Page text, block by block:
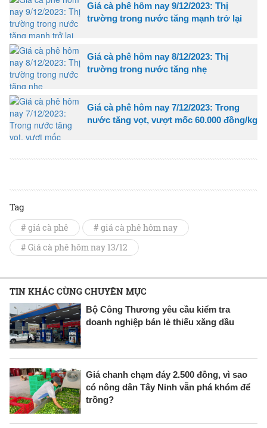
Giá cà phê hôm nay 9/12/2023: Thị
trường trong nước tăng mạnh trở lại
Giá cà phê hôm nay 8/12/2023: Thị
trường trong nước tăng nhẹ
Giá cà phê hôm nay 7/12/2023: Trong
nước tăng vọt, vượt mốc 60.000 đồng/kg
Tag
# giá cà phê
# giá cà phê hôm nay
# Giá cà phê hôm nay 13/12
TIN KHÁC CÙNG CHUYÊN MỤC
Bộ Công Thương yêu cầu kiểm tra
doanh nghiệp bán lẻ thiếu xăng dầu
Giá chanh chạm đáy 2.500 đồng, vì sao
có nông dân Tây Ninh vẫn phá khóm để
trồng?